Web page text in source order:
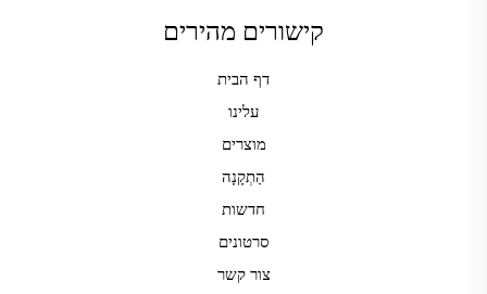
קישורים מהירים
דף הבית
עלינו
מוצרים
הַתְקָנָה
חדשות
סרטונים
צור קשר